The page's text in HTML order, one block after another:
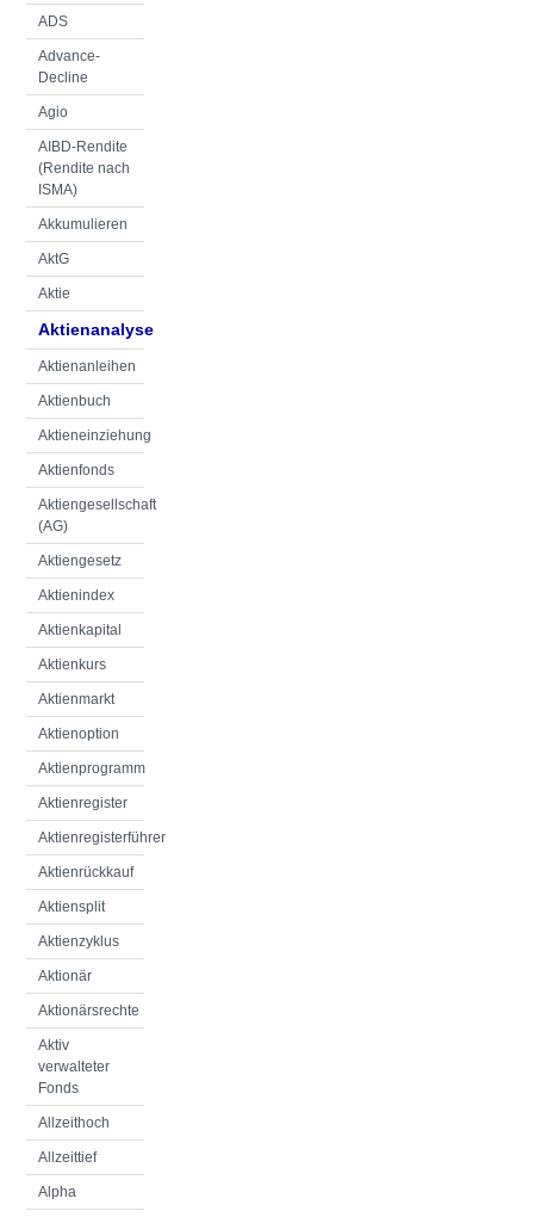
ADS
Advance-
Decline
Agio
AIBD-Rendite
(Rendite nach
ISMA)
Akkumulieren
AktG
Aktie
Aktienanalyse
Aktienanleihen
Aktienbuch
Aktieneinziehung
Aktienfonds
Aktiengesellschaft
(AG)
Aktiengesetz
Aktienindex
Aktienkapital
Aktienkurs
Aktienmarkt
Aktienoption
Aktienprogramm
Aktienregister
Aktienregisterführer
Aktienrückkauf
Aktiensplit
Aktienzyklus
Aktionär
Aktionärsrechte
Aktiv
verwalteter
Fonds
Allzeithoch
Allzeittief
Alpha